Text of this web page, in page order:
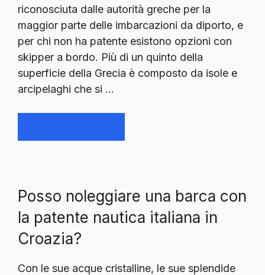
riconosciuta dalle autorità greche per la
maggior parte delle imbarcazioni da diporto, e
per chi non ha patente esistono opzioni con
skipper a bordo. Più di un quinto della
superficie della Grecia è composto da isole e
arcipelaghi che si …
Posso noleggiare una barca con
la patente nautica italiana in
Croazia?
Con le sue acque cristalline, le sue splendide